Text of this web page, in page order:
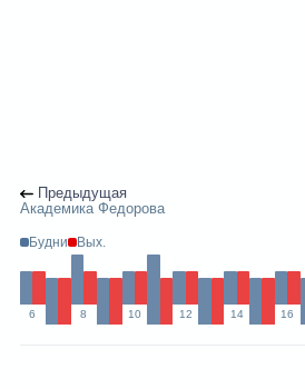
Предыдущая
Академика Федорова
Будни Вых.
6 8 10 12 14 16